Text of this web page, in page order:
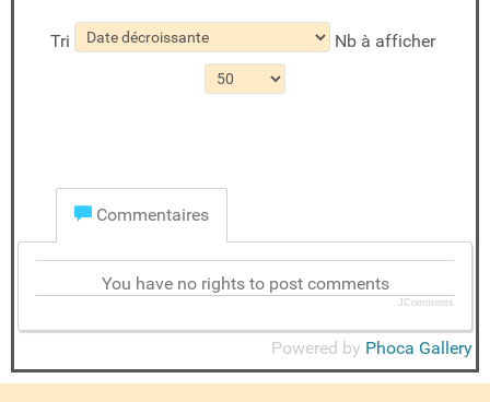
Tri Nb à afficher
Commentaires
You have no rights to post comments
JComments
Powered by Phoca Gallery